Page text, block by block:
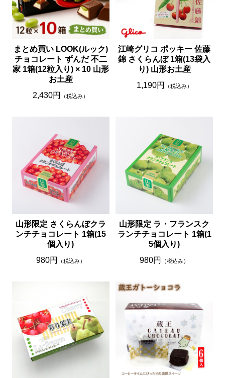
まとめ買い LOOK(ルック)
チョコレート ずんだ 不二
家 1箱(12粒入り) × 10 山形
お土産
2,430円
（税込み）
江崎グリコ ポッキー 佐藤
錦 さくらんぼ 1箱(13袋入
り) 山形お土産
1,190円
（税込み）
山形限定 さくらんぼクラ
ンチチョコレート 1箱(15
個入り)
980円
（税込み）
山形限定 ラ・フランスク
ランチチョコレート 1箱(1
5個入り)
980円
（税込み）